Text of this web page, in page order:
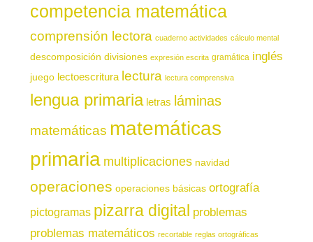
competencia matemática
comprensión lectora cuaderno actividades cálculo mental
descomposición divisiones expresión escrita gramática inglés
juego lectoescritura lectura lectura comprensiva
lengua primaria letras láminas
matemáticas matemáticas
primaria multiplicaciones navidad
operaciones operaciones básicas ortografía
pictogramas pizarra digital problemas
problemas matemáticos recortable reglas ortográficas